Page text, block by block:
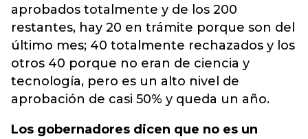
aprobados totalmente y de los 200
restantes, hay 20 en trámite porque son del
último mes; 40 totalmente rechazados y los
otros 40 porque no eran de ciencia y
tecnología, pero es un alto nivel de
aprobación de casi 50% y queda un año.
Los gobernadores dicen que no es un